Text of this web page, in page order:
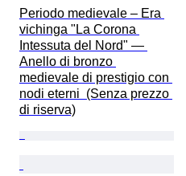
Periodo medievale – Era
vichinga "La Corona
Intessuta del Nord" —
Anello di bronzo
medievale di prestigio con
nodi eterni  (Senza prezzo
di riserva)